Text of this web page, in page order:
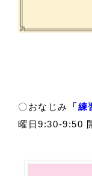
〇おなじみ 「
曜日9:30-9:50